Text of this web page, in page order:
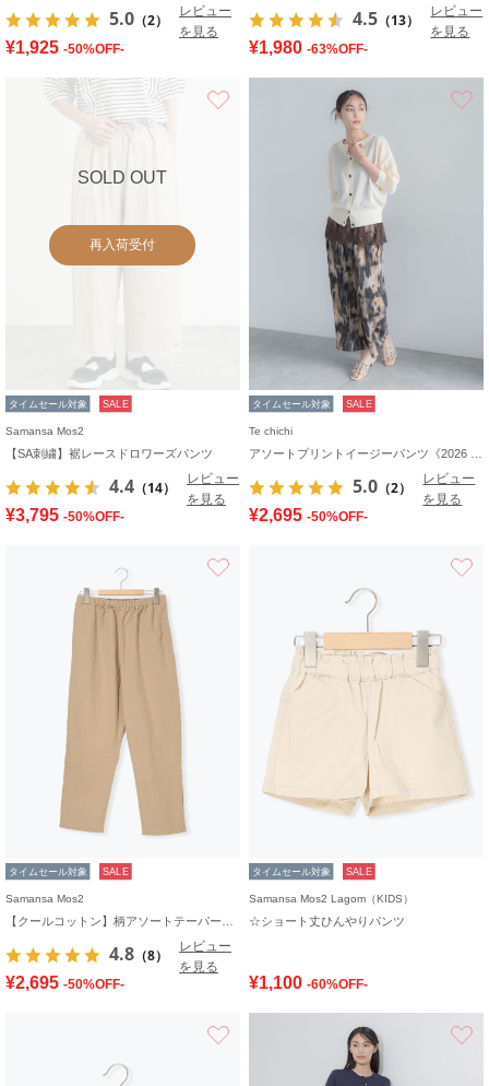
5.0 （2）
レビュー
を見る
¥1,925 -50%OFF-
4.5 （13）
レビュー
を見る
¥1,980 -63%OFF-
SOLD OUT
再入荷受付
タイムセール対象 SALE
Samansa Mos2
【SA刺繍】裾レースドロワーズパンツ
4.4 （14）
レビュー
を見る
¥3,795 -50%OFF-
タイムセール対象 SALE
Te chichi
5.0 （2）
レビュー
を見る
¥2,695 -50%OFF-
タイムセール対象 SALE
Samansa Mos2
4.8 （8）
レビュー
を見る
¥2,695 -50%OFF-
タイムセール対象 SALE
Samansa Mos2 Lagom（KIDS）
☆ショート丈ひんやりパンツ
¥1,100 -60%OFF-